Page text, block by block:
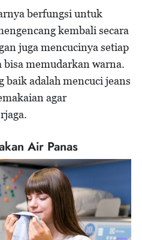
berfungsi untuk
kembali secara
juga mencucinya setiap
memudarkan warna.
baik adalah mencuci jeans
agar
Air Panas